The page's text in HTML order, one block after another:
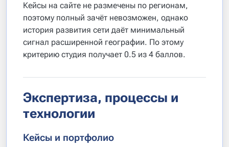
Кейсы на сайте не размечены по регионам,
поэтому полный зачёт невозможен, однако
история развития сети даёт минимальный
сигнал расширенной географии. По этому
критерию студия получает 0.5 из 4 баллов.
Экспертиза, процессы и
технологии
Кейсы и портфолио